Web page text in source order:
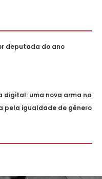
deputada do ano
digital: uma nova arma na
pela igualdade de gênero